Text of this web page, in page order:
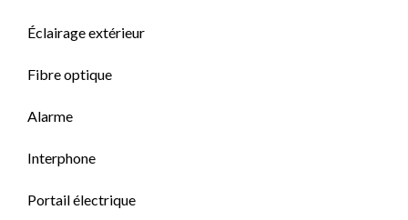
Éclairage extérieur
Fibre optique
Alarme
Interphone
Portail électrique